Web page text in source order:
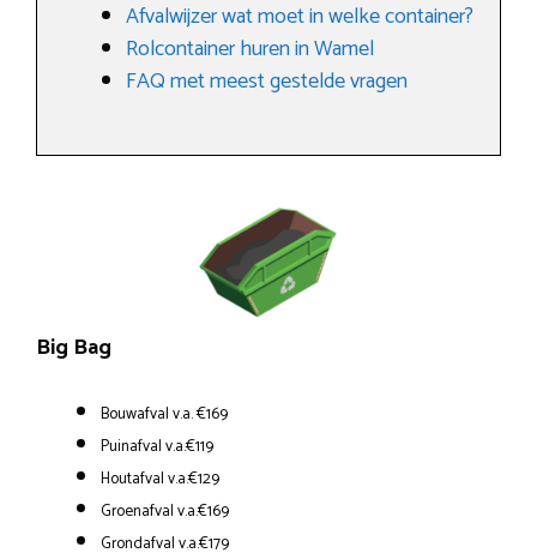
Afvalwijzer wat moet in welke container?
Rolcontainer huren in Wamel
FAQ met meest gestelde vragen
Big Bag
Bouwafval v.a. €169
Puinafval v.a.€119
Houtafval v.a.€129
Groenafval v.a.€169
Grondafval v.a.€179